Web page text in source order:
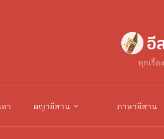
ทุกเรื่อ
า ผญาอีสาน ภาษาอีสาน